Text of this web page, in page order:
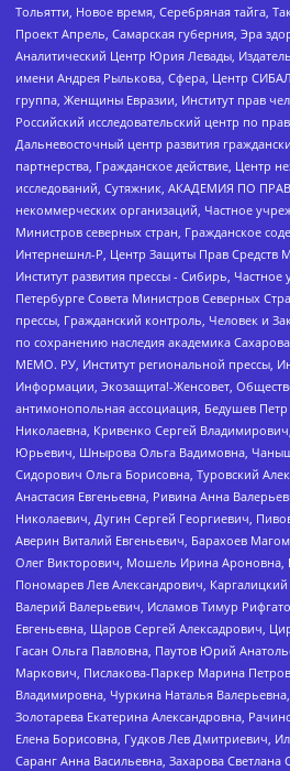
Тольятти, Новое время, Серебряная тайга,
Проект Апрель, Самарская губерния, Эра
Аналитический Центр Юрия Левады,
имени Андрея Рылькова, Сфера, Центр
группа, Женщины Евразии, Институт прав
Российский исследовательский центр по
Дальневосточный центр развития
партнерства, Гражданское действие, Центр
исследований, Сутяжник, АКАДЕМИЯ ПО
некоммерческих организаций, Частное
Министров северных стран, Гражданское
Интернешнл-Р, Центр Защиты Прав Средств
Институт развития прессы - Сибирь, Частное
Петербурге Совета Министров Северных
прессы, Гражданский контроль, Человек и
по сохранению наследия академика
МЕМО. РУ, Институт региональной прессы,
Информации, Экозащита!-Женсовет,
антимонопольная ассоциация, Бедушев
Николаевна, Кривенко Сергей
Юрьевич, Шнырова Ольга Вадимовна,
Сидорович Ольга Борисовна, Туровский
Анастасия Евгеньевна, Ривина Анна
Николаевич, Дугин Сергей Георгиевич,
Аверин Виталий Евгеньевич, Барахоев
Олег Викторович, Мошель Ирина Ароновна,
Пономарев Лев Александрович,
Валерий Валерьевич, Исламов Тимур
Евгеньевна, Щаров Сергей Алексадрович,
Гасан Ольга Павловна, Паутов Юрий
Маркович, Пислакова-Паркер Марина
Владимировна, Чуркина Наталья
Золотарева Екатерина Александровна,
Елена Борисовна, Гудков Лев Дмитриевич,
Саранг Анна Васильевна, Захарова